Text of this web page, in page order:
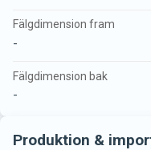
Fälgdimension fram
-
Fälgdimension bak
-
Produktion &